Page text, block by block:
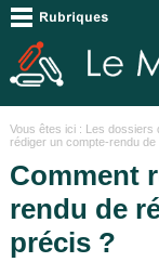
Vous êtes ici : Les dossiers
rédiger un compte-rendu
Comment
rendu de
précis ?